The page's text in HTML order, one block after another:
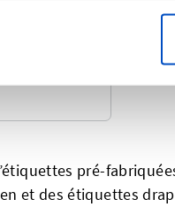
pré-
et des étiquettes